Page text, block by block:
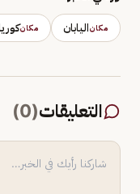
مكاناليابان مكان
التعليقات(
0
)